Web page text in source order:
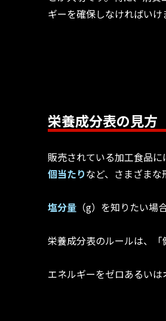
ギーを確保しなければいけ
栄養成分表の見方
販売されている加工食品
個当たりなど、さまざまな
塩分量 （g）を知りたい
栄養成分表のルールは、「
エネルギーをゼロあるいは